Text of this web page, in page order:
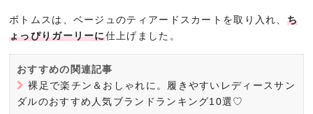
ボトムスは、ベージュのティアードスカートを取り入れ、 ち
ょっぴりガーリーに仕上げました。
おすすめの関連記事
裸足で楽チン＆おしゃれに。履きやすいレディースサン
ダルのおすすめ人気ブランドランキング10選♡